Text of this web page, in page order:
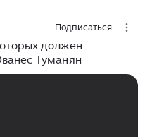
Подписаться
должен
Туманян